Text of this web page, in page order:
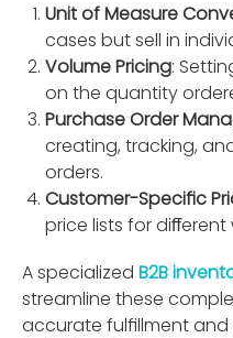
Unit of Measure
cases but sell in
Volume Pricing:
on the quantity
Purchase Order
creating, tracking,
orders.
Customer-Speciﬁc
price lists for
A specialized B2B
streamline these
accurate fulﬁllment and